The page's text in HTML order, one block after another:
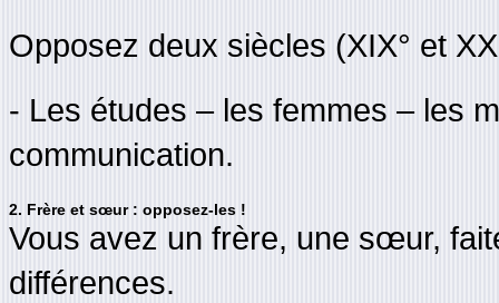
Opposez deux siècles (XIX° et
- Les études – les femmes – les
communication.
2. Frère et sœur : opposez-les !
Vous avez un frère, une sœur,
différences.